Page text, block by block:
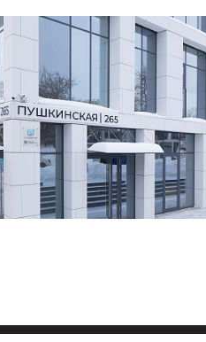
Смотреть проект